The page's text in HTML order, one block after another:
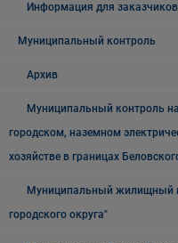
Информация для заказчиков
Муниципальный контроль
Архив
Муниципальный контроль
городском, наземном
хозяйстве в границах
Муниципальный жилищный
городского округа"